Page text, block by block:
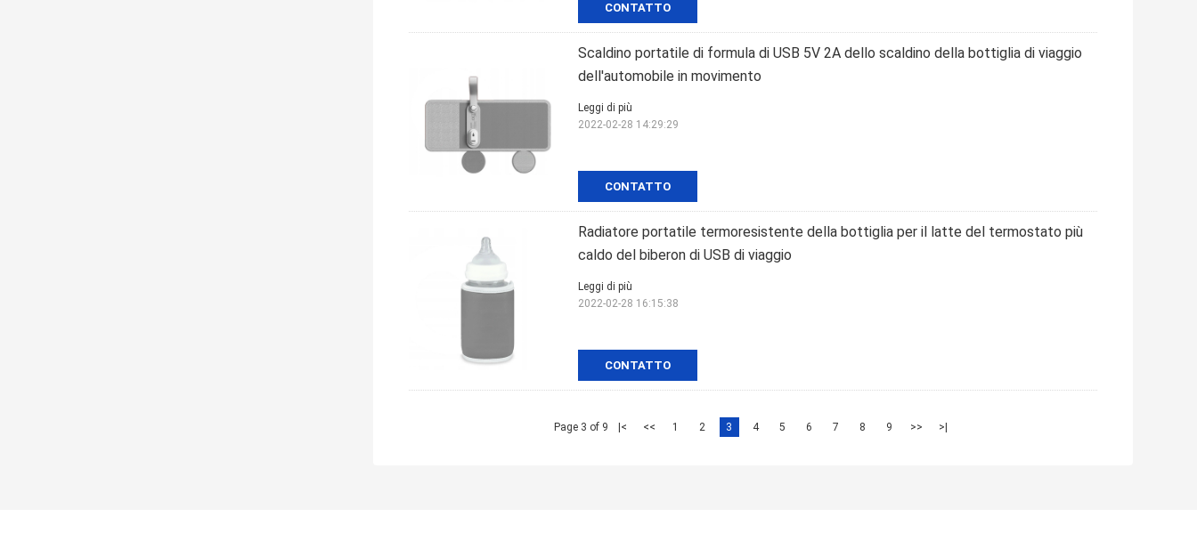
CONTATTO
Scaldino portatile di formula di USB 5V 2A dello scaldino della bottiglia di viaggio
dell'automobile in movimento
CONTATTO
Leggi di più
2022-02-28 14:29:29
Radiatore portatile termoresistente della bottiglia per il latte del termostato più
caldo del biberon di USB di viaggio
CONTATTO
Leggi di più
2022-02-28 16:15:38
Page 3 of 9 |< << 1 2 3 4 5 6 7 8 9 >> >|